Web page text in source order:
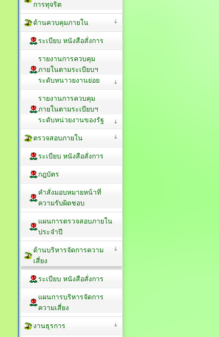
การทุจริต
ด้านควบคุมภายใน
ระเบียบ หนังสือสั่งการ
รายงานการควบคุม
ภายในตามระเบียบฯ
ระดับหนาวยงานย่อย
รายงานการควบคุม
ภายในตามระเบียบฯ
ระดับหน่วยงานของรัฐ
ตรวจสอบภายใน
ระเบียบ หนังสือสั่งการ
กฎบัตร
คำสั่งมอบหมายหน้าที่
ความรับผิดชอบ
แผนการตรวจสอบภายใน
ประจำปี
ด้านบริหารจัดการความ
เสี่ยง
ระเบียบ หนังสือสั่งการ
แผนการบริหารจัดการ
ความเสี่ยง
งานธุรการ